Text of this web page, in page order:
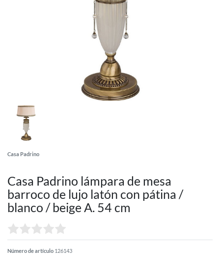
Casa Padrino
Casa Padrino lámpara de mesa
barroco de lujo latón con pátina /
blanco / beige A. 54 cm
Número de artículo 126143